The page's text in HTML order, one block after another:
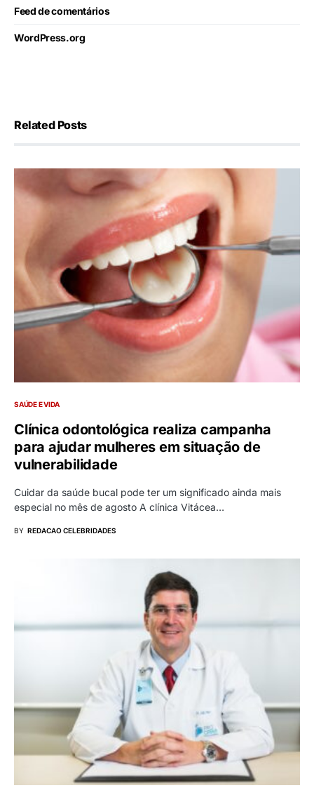
Feed de comentários
WordPress.org
Related Posts
SAÚDE E VIDA
Clínica odontológica realiza campanha
para ajudar mulheres em situação de
vulnerabilidade
Cuidar da saúde bucal pode ter um significado ainda mais
especial no mês de agosto A clínica Vitácea…
BY REDACAO CELEBRIDADES